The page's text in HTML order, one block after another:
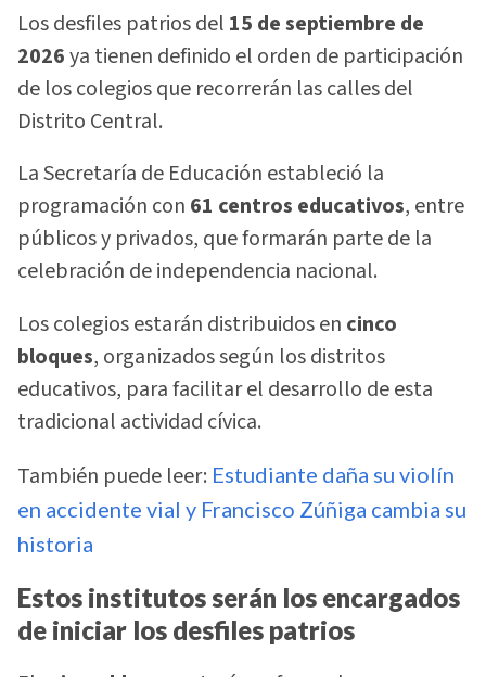
Los desfiles patrios del 15 de septiembre de
2026ya tienen definido el orden de participación
de los colegios que recorrerán las calles del
Distrito Central.
La Secretaría de Educación estableció la
programación con 61 centros educativos, entre
públicos y privados, que formarán parte de la
celebración de independencia nacional.
Los colegios estarán distribuidos en cinco
bloques, organizados según los distritos
educativos, para facilitar el desarrollo de esta
tradicional actividad cívica.
También puede leer: Estudiante daña su violín
en accidente vial y Francisco Zúñiga cambia su
historia
Estos institutos serán los encargados
de iniciar los desfiles patrios